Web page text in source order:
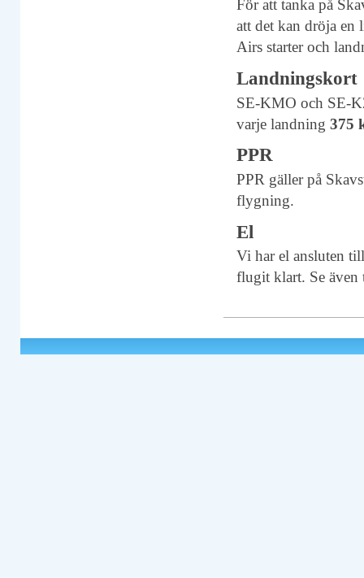
För att tanka på
att det kan dröja en
Airs starter och
Landningskort
SE-KMO och SE-
varje landning 375
PPR
PPR gäller på
flygning.
El
Vi har el ansluten
flugit klart. Se även